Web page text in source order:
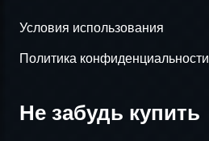
Условия использования
Политика конфиденциальности
Не забудь купить